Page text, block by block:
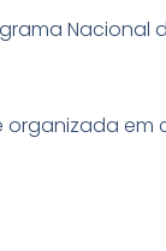
em